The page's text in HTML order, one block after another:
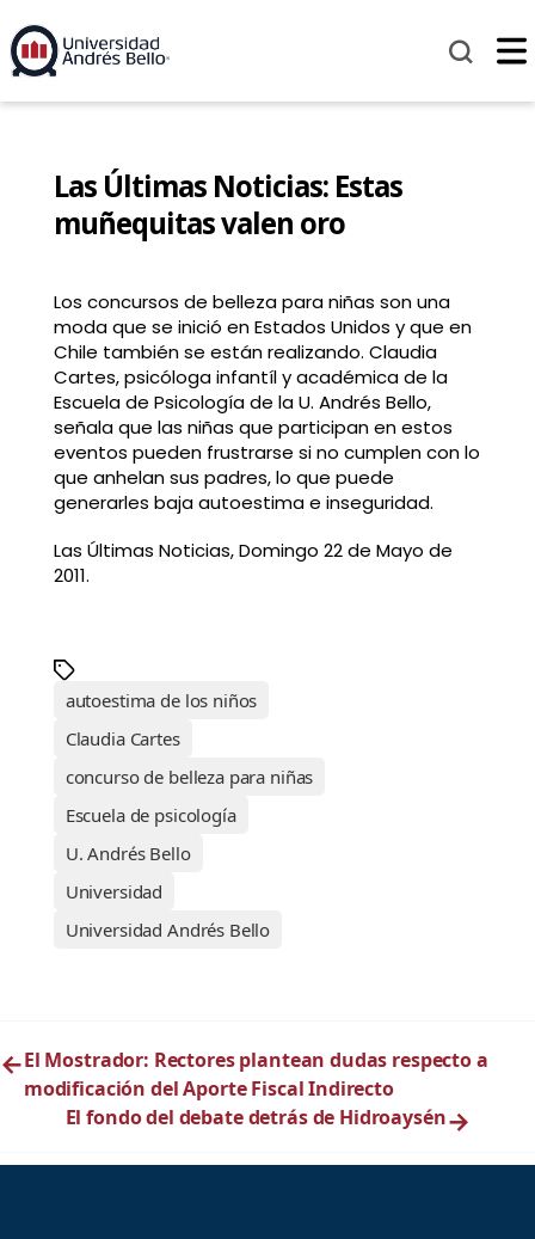
Las Últimas Noticias: Estas
muñequitas valen oro
Los concursos de belleza para niñas son una
moda que se inició en Estados Unidos y que en
Chile también se están realizando. Claudia
Cartes, psicóloga infantíl y académica de la
Escuela de Psicología de la U. Andrés Bello,
señala que las niñas que participan en estos
eventos pueden frustrarse si no cumplen con lo
que anhelan sus padres, lo que puede
generarles baja autoestima e inseguridad.
Las Últimas Noticias, Domingo 22 de Mayo de
2011.
autoestima de los niños
Claudia Cartes
concurso de belleza para niñas
Escuela de psicología
U. Andrés Bello
Universidad
Universidad Andrés Bello
←El Mostrador: Rectores plantean dudas respecto a
modificación del Aporte Fiscal Indirecto
El fondo del debate detrás de Hidroaysén→